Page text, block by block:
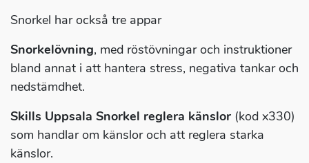
Snorkel har också tre appar
Snorkelövning, med röstövningar och instruktioner
bland annat i att hantera stress, negativa tankar och
nedstämdhet.
Skills Uppsala Snorkel reglera känslor (kod x330)
som handlar om känslor och att reglera starka
känslor.